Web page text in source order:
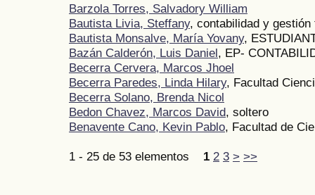
Barzola Torres, Salvadory William
Bautista Livia, Steffany, contabilidad y gestión
Bautista Monsalve, María Yovany,
Bazán Calderón, Luis Daniel, EP-
Becerra Cervera, Marcos Jhoel
Becerra Paredes, Linda Hilary, Facultad
Becerra Solano, Brenda Nicol
Bedon Chavez, Marcos David, soltero
Benavente Cano, Kevin Pablo, Facultad de
1 - 25 de 53 elementos 1 2 3 > >>